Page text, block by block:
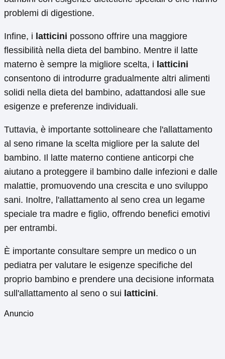
problemi di digestione.
Infine, i latticini possono offrire una maggiore
flessibilità nella dieta del bambino. Mentre il latte
materno è sempre la migliore scelta, i latticini
consentono di introdurre gradualmente altri alimenti
solidi nella dieta del bambino, adattandosi alle sue
esigenze e preferenze individuali.
Tuttavia, è importante sottolineare che l'allattamento
al seno rimane la scelta migliore per la salute del
bambino. Il latte materno contiene anticorpi che
aiutano a proteggere il bambino dalle infezioni e dalle
malattie, promuovendo una crescita e uno sviluppo
sani. Inoltre, l'allattamento al seno crea un legame
speciale tra madre e figlio, offrendo benefici emotivi
per entrambi.
È importante consultare sempre un medico o un
pediatra per valutare le esigenze specifiche del
proprio bambino e prendere una decisione informata
sull'allattamento al seno o sui latticini.
Anuncio